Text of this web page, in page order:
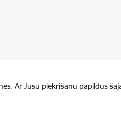
Ar Jūsu piekrišanu papildus